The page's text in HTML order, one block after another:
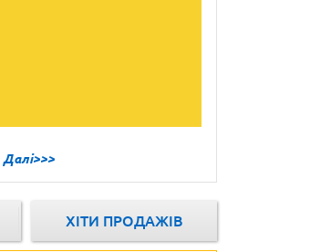
Далі>>>
ХІТИ ПРОДАЖІВ